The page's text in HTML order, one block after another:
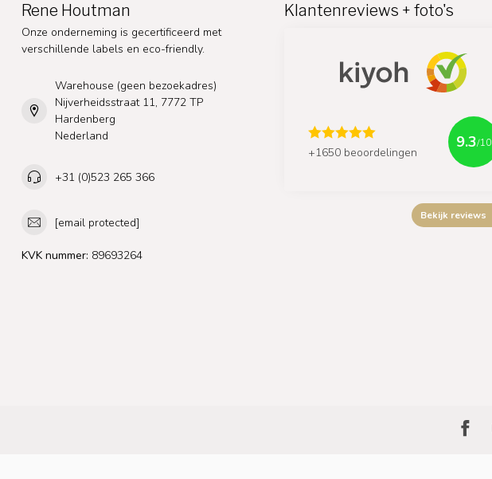
Rene Houtman
Onze onderneming is gecertificeerd met
verschillende labels en eco-friendly.
Warehouse (geen bezoekadres)
Nijverheidsstraat 11, 7772 TP
Hardenberg
Nederland
+31 (0)523 265 366
[email protected]
KVK nummer: 89693264
Klantenreviews + foto's
+1650 beoordelingen
9.3/10
Bekijk reviews